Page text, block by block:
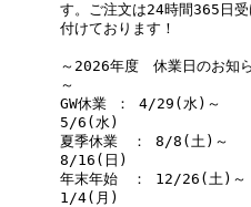
す。ご注文は24時間365日受
付けております！
～2026年度 休業日のお知
～
GW休業 ： 4/29(水)～
5/6(水)
夏季休業 ： 8/8(土)～
8/16(日)
年末年始 ： 12/26(土)～
1/4(月)